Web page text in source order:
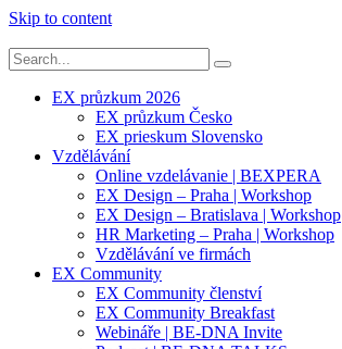
Skip to content
EX průzkum 2026
EX průzkum Česko
EX prieskum Slovensko
Vzdělávání
Online vzdelávanie | BEXPERA
EX Design – Praha | Workshop
EX Design – Bratislava | Workshop
HR Marketing – Praha | Workshop
Vzdělávání ve firmách
EX Community
EX Community členství
EX Community Breakfast
Webináře | BE-DNA Invite